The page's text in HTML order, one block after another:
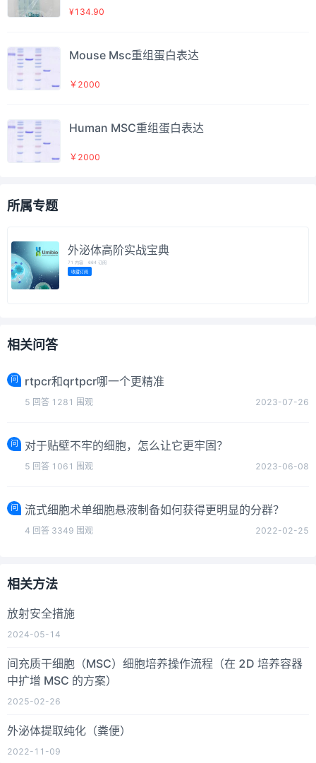
¥134.90
Mouse Msc重组蛋白表达
￥2000
Human MSC重组蛋白表达
￥2000
所属专题
外泌体高阶实战宝典
71 内容 664 订阅
收藏订阅
相关问答
问 rtpcr和qrtpcr哪一个更精准
5 回答 1281 围观 2023-07-26
问 对于贴壁不牢的细胞，怎么让它更牢固？
5 回答 1061 围观 2023-06-08
问 流式细胞术单细胞悬液制备如何获得更明显的分群？
4 回答 3349 围观 2022-02-25
相关方法
放射安全措施
2024-05-14
间充质干细胞（MSC）细胞培养操作流程（在 2D 培养容器
中扩增 MSC 的方案）
2025-02-26
外泌体提取纯化（粪便）
2022-11-09